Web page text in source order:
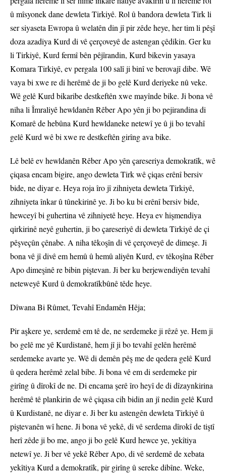
û mîsyonek dane dewleta Tirkiyê. Rol û bandora dewleta Tirk li
ser siyaseta Ewropa û welatên din jî pir zêde heye, her tim li pêşî
doza azadiya Kurd di vê çerçoveyê de astengan çêdikin. Ger ku
li Tirkiyê, Kurd fermî bên pêjîrandin, Kurd bikevin yasaya
Komara Tirkiyê, ev pergala 100 salî ji binî ve berovajî dibe. Wê
vaya bi xwe re di herêmê de ji bo gelê Kurd deriyeke nû veke.
Wê gelê Kurd bikaribe destkeftên xwe mayînde bike. Ji bona vê
niha li Îmraliyê hewldanên Rêber Apo yên ji bo pejirandina di
Komarê de hebûna Kurd hewldaneke netewî ye û ji bo tevahî
gelê Kurd wê bi xwe re destkeftên girîng ava bike.
Lê belê ev hewldanên Rêber Apo yên çareseriya demokratîk, wê
çiqasa encam bigire, ango dewleta Tirk wê çiqas erênî bersiv
bide, ne diyar e. Heya roja îro jî zihniyeta dewleta Tirkiyê,
zihniyeta înkar û tûnekirinê ye. Ji bo ku bi erênî bersiv bide,
hewceyî bi guhertina vê zihniyetê heye. Heya ev hişmendiya
qirkirinê neyê guhertin, ji bo çareseriyê di dewleta Tirkiyê de çi
pêşveçûn çênabe. A niha têkoşîn di vê çerçoveyê de dimeşe. Ji
bona vê jî divê em hemû û hemû aliyên Kurd, ev têkoşîna Rêber
Apo dimeşinê re bibin piştevan. Ji ber ku berjewendiyên tevahî
neteweyê Kurd û demokratîkbûnê têde heye.
Dîwana Bi Rûmet, Tevahî Endamên Hêja;
Pir aşkere ye, serdemê em tê de, ne serdemeke ji rêzê ye. Hem ji
bo gelê me yê Kurdistanê, hem jî ji bo tevahî gelên herêmê
serdemeke avarte ye. Wê di demên pêş me de qedera gelê Kurd
û qedera herêmê zelal bibe. Ji bona vê em di serdemeke pir
girîng û dîrokî de ne. Di encama şerê îro heyî de di dîzaynkirina
herêmê tê plankirin de wê çiqasa cih bidin an jî nedin gelê Kurd
û Kurdistanê, ne diyar e. Ji ber ku astengên dewleta Tirkiyê û
piştevanên wî hene. Ji bona vê yekê, di vê serdema dîrokî de tiştî
herî zêde ji bo me, ango ji bo gelê Kurd hewce ye, yekîtiya
netewî ye. Ji ber vê yekê Rêber Apo, di vê serdemê de xebata
yekîtiya Kurd a demokratîk, pir girîng û sereke dibîne. Weke,